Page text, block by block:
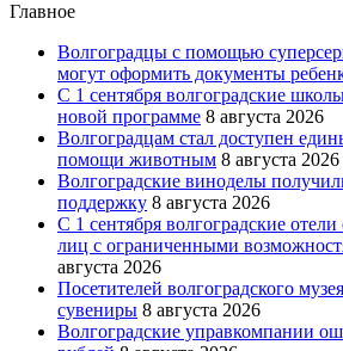
Главное
Волгоградцы с помощью
могут оформить документы
С 1 сентября волгоградские
новой программе 8 августа 2026
Волгоградцам стал доступен
помощи животным 8 августа 2026
Волгоградские виноделы
поддержку 8 августа 2026
С 1 сентября волгоградские отели
лиц с ограниченными
августа 2026
Посетителей волгоградского
сувениры 8 августа 2026
Волгоградские управкомпании